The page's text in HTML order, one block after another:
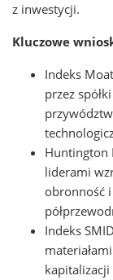
z inwestycji.
Kluczowe
Indeks
przez
Huntington
liderami
obronność
Indeks
kapitalizacji